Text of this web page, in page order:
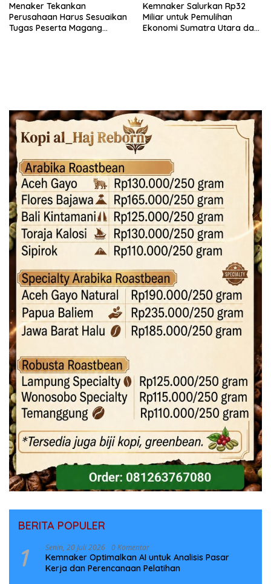
Menaker Tekankan
Perusahaan Harus Sesuaikan
Tugas Peserta Magang
Kemnaker Salurkan Rp32
Miliar untuk Pemulihan
Ekonomi Sumatra Utara dan
BERITA POPULER
1 Senin, 20 Juli 2026 0 Komentar
Kemnaker Optimalkan AI untuk Analisis Pasar
Kerja dan Perencanaan Pelatihan